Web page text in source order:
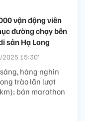
vận động viên
đường chạy bên
sản Hạ Long
15:30’
hàng nghìn
trào lần lượt
bán marathon